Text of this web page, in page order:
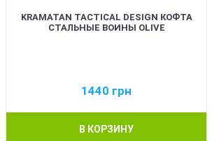
KRAMATAN TACTICAL DESIGN КОФТА
СТАЛЬНЫЕ ВОИНЫ OLIVE
1440 грн
В КОРЗИНУ